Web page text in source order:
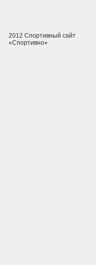
2012 Спортивный сайт
«Спортивно»